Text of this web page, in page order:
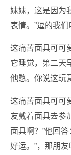
妹妹，这是因为
表情。”逗的我们
这痛苦面具可可
它睡觉，第二天
他憋。你说这玩
这痛苦面具可可
友戴着面具去参
面具啊？”他回
好运。”，那朋